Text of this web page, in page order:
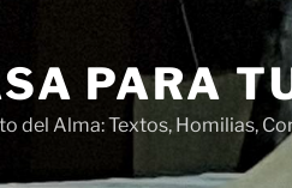
PARA
del Alma: Textos, Homilias,